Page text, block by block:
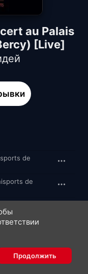
au Palais
[Live]
de
de
[Live au
Paris Bercy)
Продолжить